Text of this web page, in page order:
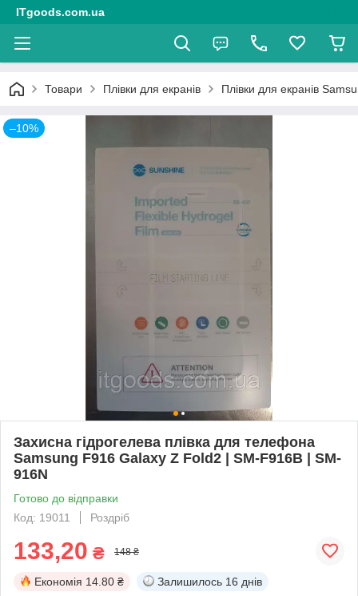
ITgoods.com.ua
Товари Плівки для екранів Плівки для екранів
–10%
Захисна гідрогелева плівка для телефона
Samsung F916 Galaxy Z Fold2 | SM-F916B | SM-
916N
Готово до відправки
Код: 19011
Роздріб
133,20 ₴ 148 ₴
Економія 14.80 ₴ Залишилось 16 днів